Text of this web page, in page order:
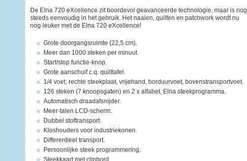
De Elna 720 eXcellence zit boordevol geavanceerde technologie, maar is nog
steeds eenvoudig in het gebruik. Het naaien, quilten en patchwork wordt nu
nog leuker met de Elna 720 eXcellence!
Grote doorgangsruimte (22,5 cm).
Meer dan 1000 steken per minuut.
Start/stop functie-knop.
Grote aanschuif c.q. quilttafel.
1/4 voet, rechte steekplaat, vrijehand, borduurvoet, bovenstransportvoet.
126 steken (7 knoopsgaten) en 2 x alfabet, Elna steekprogramma.
Automatisch draadafsnijder.
Meer-talen LCD-scherm.
Dubbel stoftransport.
Kloshouders voor industriekonen.
Differentieel transport.
Persoonlijke steek programmering.